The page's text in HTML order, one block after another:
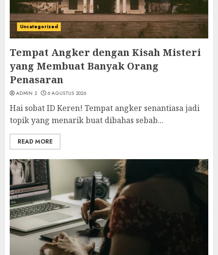
Uncategorized
Tempat Angker dengan Kisah Misteri
yang Membuat Banyak Orang
Penasaran
ADMIN 2 6 AGUSTUS 2026
Hai sobat ID Keren! Tempat angker senantiasa jadi
topik yang menarik buat dibahas sebab...
READ MORE